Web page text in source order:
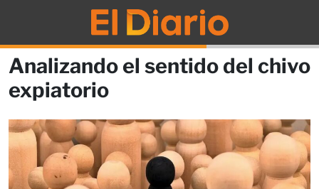
Analizando el sentido del chivo
expiatorio